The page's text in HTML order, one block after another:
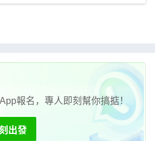
報名，專人即刻幫你搞掂！
出發